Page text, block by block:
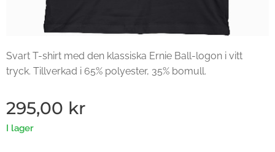
Svart T-shirt med den klassiska Ernie Ball-logon i vitt
tryck. Tillverkad i 65% polyester, 35% bomull.
295,00 kr
I lager